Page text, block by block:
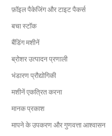
फ़ॉइल पैकेजिंग और टाइट पैकर्स
बचा स्टॉक
बैंडिंग मशीनें
ब्रोशर उत्पादन प्रणाली
भंडारण प्रौद्योगिकी
मशीनें एकत्रित करना
मानक प्रकाश
मापने के उपकरण और गुणवत्ता आश्वासन